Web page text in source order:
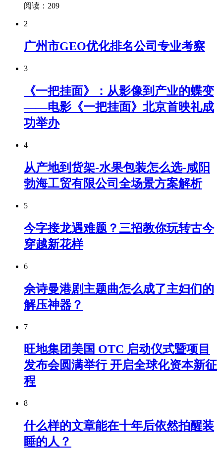
阅读：209
2
广州市GEO优化排名公司专业考察
3
《一把挂面》：从影像到产业的蝶变
——电影《一把挂面》北京首映礼成
功举办
4
从产地到货架-水果包装怎么选-咸阳
勃海工贸有限公司全场景方案解析
5
今字接龙遇难题？三招教你玩转古今
穿越新花样
6
佘诗曼港剧主题曲怎么成了主妇们的
解压神器？
7
旺地集团美国 OTC 启动仪式暨项目
发布会圆满举行 开启全球化资本新征
程
8
什么样的文章能在十年后依然拍醒装
睡的人？